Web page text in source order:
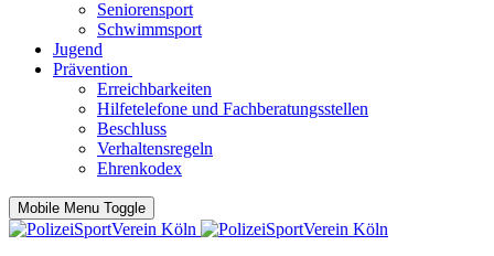
Seniorensport
Schwimmsport
Jugend
Prävention
Erreichbarkeiten
Hilfetelefone und Fachberatungsstellen
Beschluss
Verhaltensregeln
Ehrenkodex
Mobile Menu Toggle